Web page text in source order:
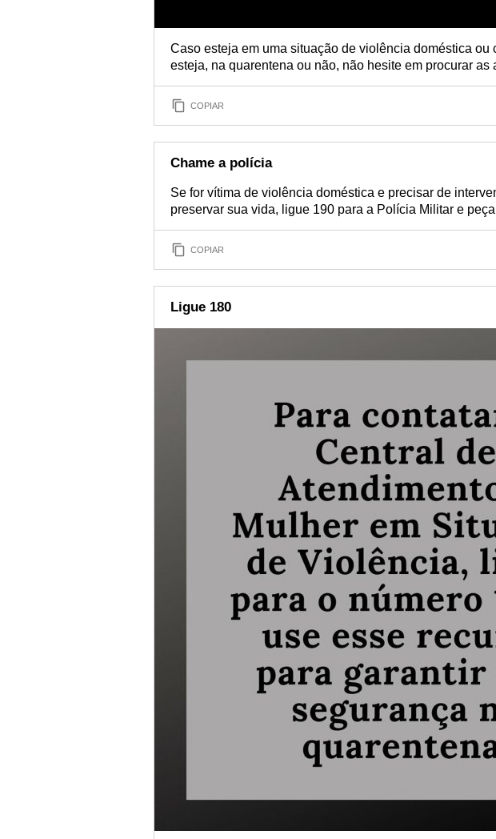
Caso esteja em uma situação de violência doméstica ou
esteja, na quarentena ou não, não hesite em procurar as
COPIAR
Chame a polícia
Se for vítima de violência doméstica e precisar de
preservar sua vida, ligue 190 para a Polícia Militar e
COPIAR
Ligue 180